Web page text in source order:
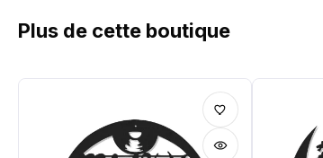
Plus de cette boutique